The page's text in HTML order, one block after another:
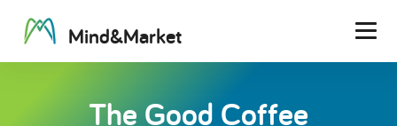
Mind&Market
The Good Coffee